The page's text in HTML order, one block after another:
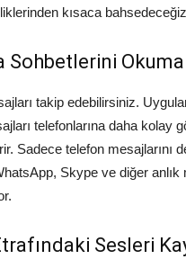
kısaca
Sohbetlerini Okuma
takip edebilirsiniz.
telefonlarına daha kolay
Sadece telefon mesajlarını
Skype ve diğer anlık
Sesleri